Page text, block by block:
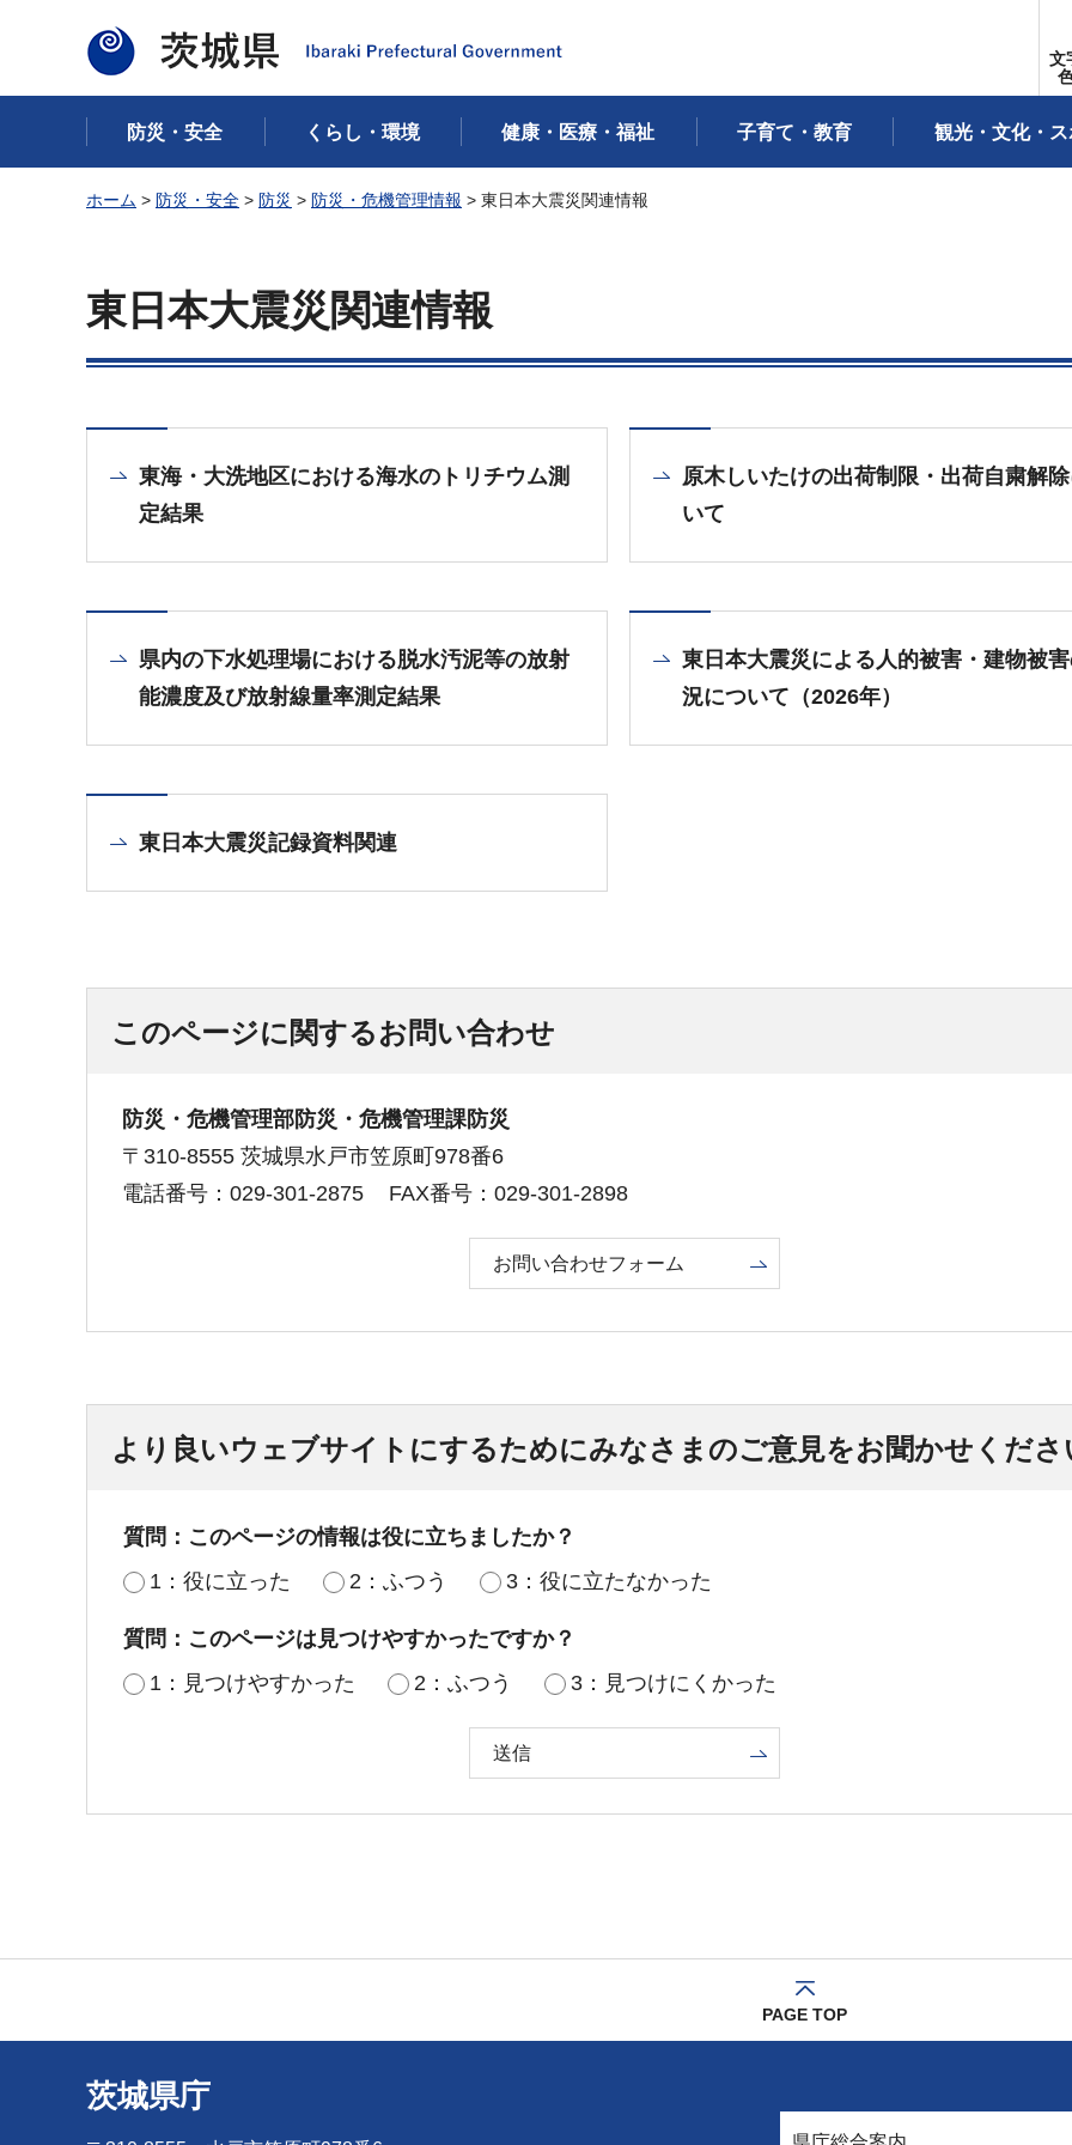
茨城県
文
防災・安全 くらし・環境 健康・医療・福祉 子育て・教育 観光・文化・
ホーム > 防災・安全 > 防災 > 防災・危機管理情報 > 東日本大震災関連情報
東日本大震災関連情報
東海・大洗地区における海水のトリチウム測
定結果
原木しいたけの出荷制限・出荷自粛解
いて
県内の下水処理場における脱水汚泥等の放射
能濃度及び放射線量率測定結果
東日本大震災による人的被害・建物被
況について（2026年）
東日本大震災記録資料関連
このページに関するお問い合わせ
防災・危機管理部防災・危機管理課防災
〒310-8555 茨城県水戸市笠原町978番6
電話番号：029-301-2875
FAX番号：029-301-2898
お問い合わせフォーム
より良いウェブサイトにするためにみなさまのご意見をお聞かせくださ
質問：このページの情報は役に立ちましたか？
1：役に立った
2：ふつう 3：役に立たなかった
質問：このページは見つけやすかったですか？
1：見つけやすかった
2：ふつう 3：見つけにくかった
PAGE TOP
茨城県庁